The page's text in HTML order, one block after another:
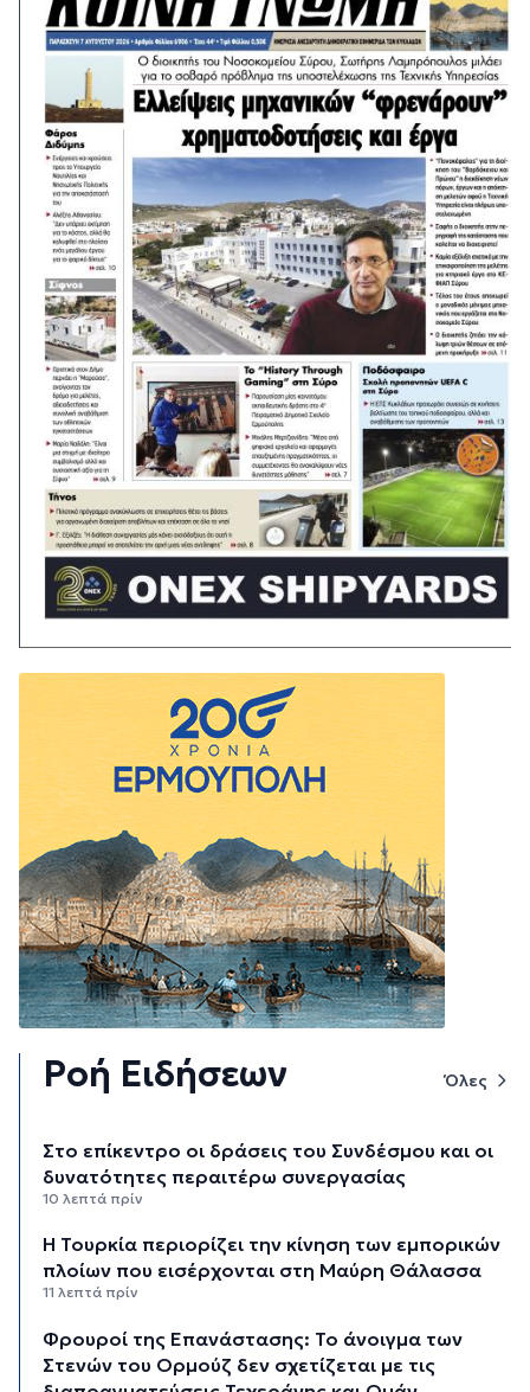
Ροή Ειδήσεων Όλες
Στο επίκεντρο οι δράσεις του Συνδέσμου και οι
δυνατότητες περαιτέρω συνεργασίας
10 λεπτά πρίν
Η Τουρκία περιορίζει την κίνηση των εμπορικών
πλοίων που εισέρχονται στη Μαύρη Θάλασσα
11 λεπτά πρίν
Φρουροί της Επανάστασης: Το άνοιγμα των
Στενών του Ορμούζ δεν σχετίζεται με τις